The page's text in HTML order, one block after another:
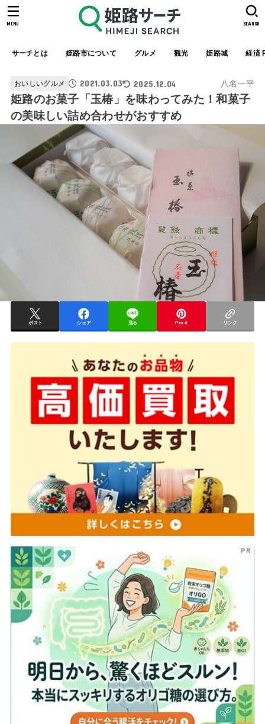
サーチとは 姫路市について グルメ 観光 姫路城 経済
SEARCH
MENU
おいしいグルメ 2021.03.03 2025.12.04 八名一平
姫路のお菓子「玉椿」を味わってみた！和菓子
の美味しい詰め合わせがおすすめ
ポスト シェア 送る Pin it リンク